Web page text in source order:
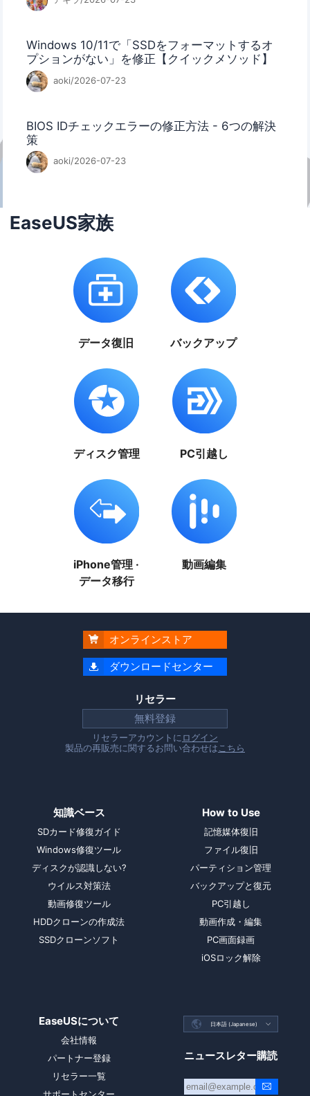
Windows 10/11で「SSDをフォーマットするオ
プションがない」を修正【クイックメソッド】
aoki/2026-07-23
BIOS IDチェックエラーの修正方法 - 6つの解決
策
aoki/2026-07-23
EaseUS家族
データ復旧 バックアップ
ディスク管理 PC引越し
iPhone管理 ·
データ移行
動画編集
 オンラインストア
 ダウンロードセンター
リセラー
無料登録
リセラーアカウントに ログイン
製品の再販売に関するお問い合わせは こちら
知識ベース
SDカード修復ガイド
Windows修復ツール
ディスクが認識しない?
ウイルス対策法
動画修復ツール
HDDクローンの作成法
SSDクローンソフト
How to Use
記憶媒体復旧
ファイル復旧
パーティション管理
バックアップと復元
PC引越し
動画作成・編集
PC画面録画
iOSロック解除
EaseUSについて
会社情報
パートナー登録
リセラー一覧
サポートセンター
 日本語 (Japanese) 
ニュースレター購読